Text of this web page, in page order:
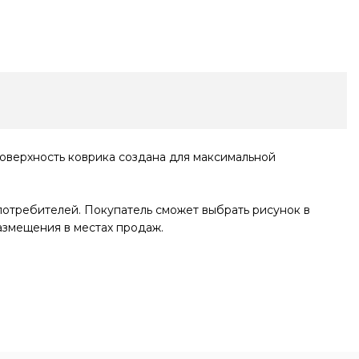
коврика создана для максимальной
Покупатель сможет выбрать рисунок в
в местах продаж.